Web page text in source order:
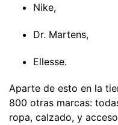
Nike,
Dr. Martens,
Ellesse.
Aparte de esto en la
800 otras marcas:
ropa, calzado, y